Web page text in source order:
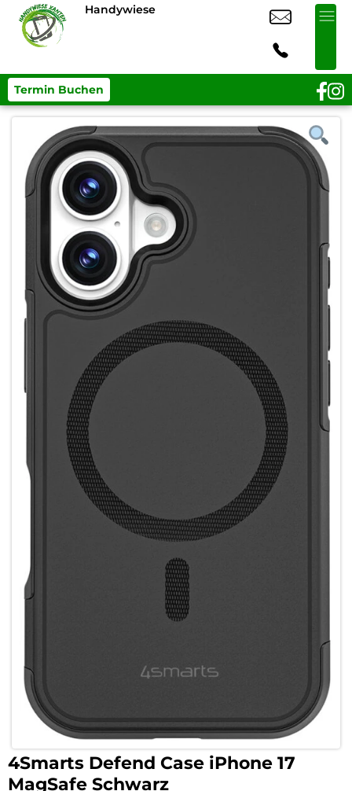
Handywiese
Termin Buchen
4Smarts Defend Case iPhone 17
MagSafe Schwarz